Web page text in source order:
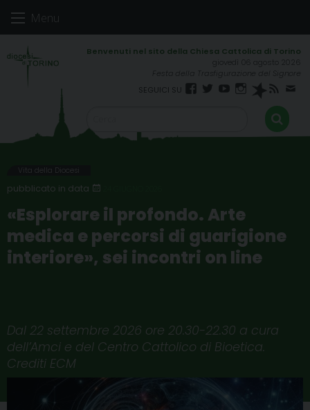
Menu
giovedì 06 agosto 2026
Festa della Trasfigurazione del Signore
Facebook
TwitterYouTube
Instagram
Spreaker
RSS
FEED
Vita della Diocesi
«Esplorare il profondo. Arte
medica e percorsi di guarigione
interiore», sei incontri on line
Dal 22 settembre 2026 ore 20.30-22.30 a cura
dell’Amci e del Centro Cattolico di Bioetica.
Crediti ECM